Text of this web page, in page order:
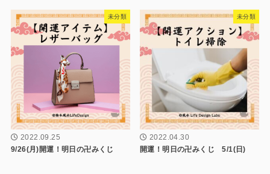
未分類
2022.09.25
9/26(月)開運！明日の卍みくじ
未分類
2022.04.30
開運！明日の卍みくじ 5/1(日)